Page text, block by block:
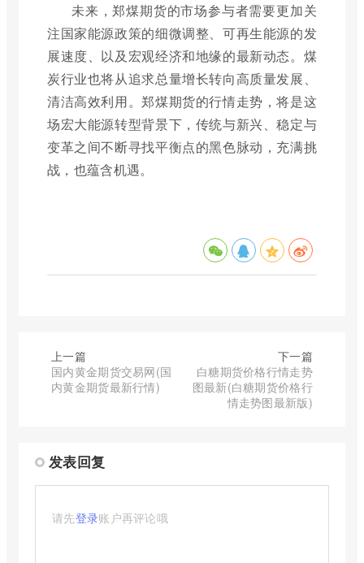
未来，郑煤期货的市场参与者需要更加关
注国家能源政策的细微调整、可再生能源的发
展速度、以及宏观经济和地缘的最新动态。煤
炭行业也将从追求总量增长转向高质量发展、
清洁高效利用。郑煤期货的行情走势，将是这
场宏大能源转型背景下，传统与新兴、稳定与
变革之间不断寻找平衡点的黑色脉动，充满挑
战，也蕴含机遇。
上一篇
国内黄金期货交易网(国
内黄金期货最新行情)
下一篇
白糖期货价格行情走势
图最新(白糖期货价格行
情走势图最新版)
发表回复
请先登录账户再评论哦